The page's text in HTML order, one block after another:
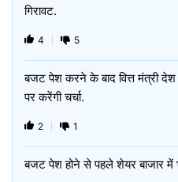
गिरावट.
4 5
बजट पेश करने के बाद वित्त मंत्री
पर करेंगी चर्चा.
2 1
बजट पेश होने से पहले शेयर बाजार में